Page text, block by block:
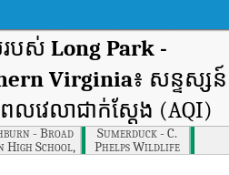
បស់ Long Park -
Virginia៖ សន្ទស្សន៍
វេលាជាក់ស្តែង (AQI)
- Broad
High School,
Virginia
Sumerduck - C.
Phelps Wildlife
Mgmt Area,